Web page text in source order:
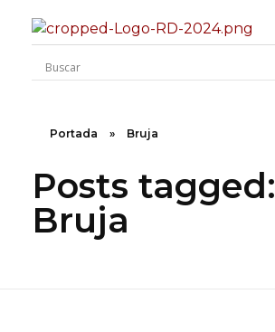
Rugidos Disidentes
Bogotá - Colombia | ISSN 2619-5569
Portada » Bruja
Posts tagged:
Bruja